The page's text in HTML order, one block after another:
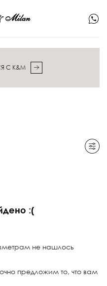
С K&M
:(
не нашлось
предложим то, что вам